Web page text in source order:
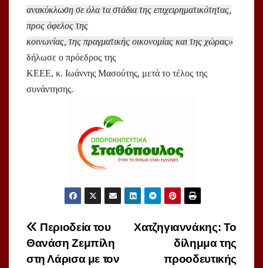
ανακύκλωση σε όλα τα στάδια της επιχειρηματικότητας,
προς όφελος της
κοινωνίας, της πραγματικής οικονομίας και της χώρας»
δήλωσε ο πρόεδρος της
ΚΕΕΕ, κ. Ιωάννης Μασούτης, μετά το τέλος της
συνάντησης.
Πλοήγηση
άρθρων
Χατζηγιαννάκης: Το
δίλημμα της
προοδευτικής
Περιοδεία του
Θανάση Ζεμπίλη
στη Λάρισα με τον